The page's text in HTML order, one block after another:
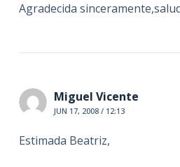
Agradecida
Miguel Vicente
JUN 17, 2008 / 12:13
Estimada Beatriz,